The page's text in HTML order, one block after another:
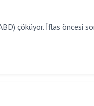
çöküyor. İflas öncesi